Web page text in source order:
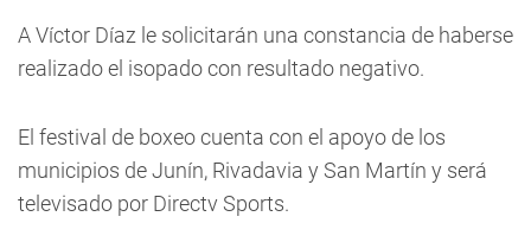
A Víctor Díaz le solicitarán una constancia de haberse
realizado el isopado con resultado negativo.
El festival de boxeo cuenta con el apoyo de los
municipios de Junín, Rivadavia y San Martín y será
televisado por Directv Sports.